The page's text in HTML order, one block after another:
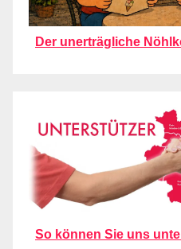
Der unerträgliche
So können Sie uns